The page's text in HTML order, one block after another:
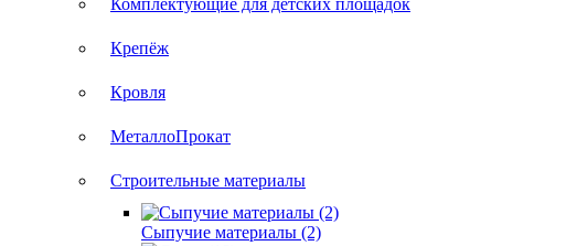
Комплектующие для детских площадок
Крепёж
Кровля
МеталлоПрокат
Строительные материалы
Сыпучие материалы (2)